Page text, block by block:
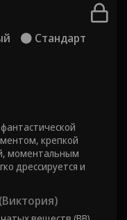
Стандарт
крепкой
моментальным
дрессируется и